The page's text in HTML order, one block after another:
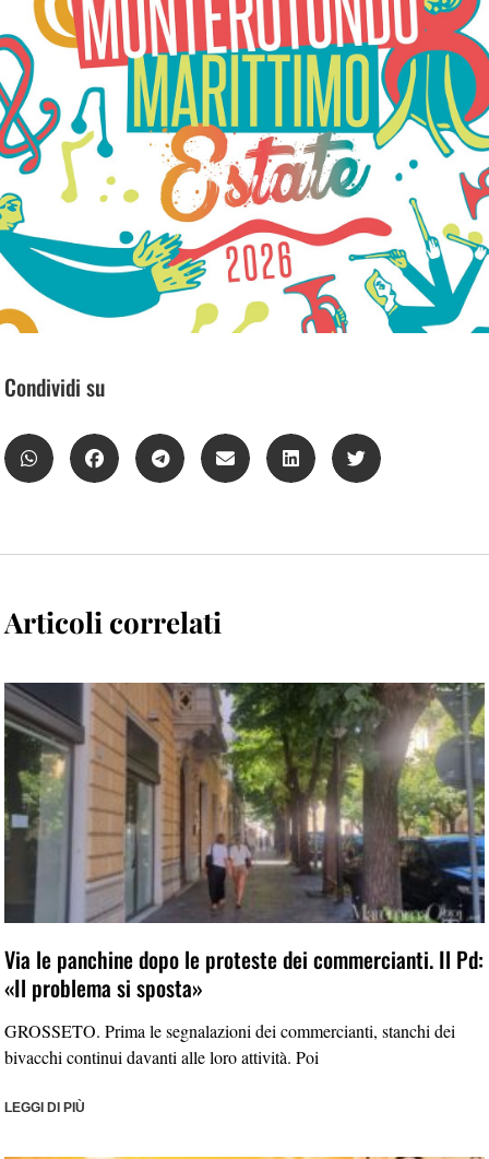
Condividi su
Articoli correlati
Via le panchine dopo le proteste dei commercianti. Il Pd:
«Il problema si sposta»
GROSSETO. Prima le segnalazioni dei commercianti, stanchi dei
bivacchi continui davanti alle loro attività. Poi
LEGGI DI PIÙ